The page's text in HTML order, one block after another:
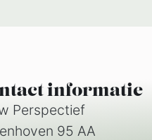
informatie
Perspectief
95 AA